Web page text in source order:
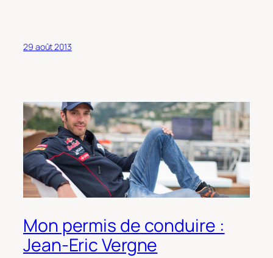
29 août 2013
Mon permis de conduire :
Jean-Eric Vergne